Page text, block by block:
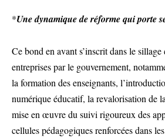
*Une dynamique de réforme qui porte
Ce bond en avant s’inscrit dans le sillage
entreprises par le gouvernement,
la formation des enseignants,
numérique éducatif, la revalorisation de
mise en œuvre du suivi rigoureux des
cellules pédagogiques renforcées dans